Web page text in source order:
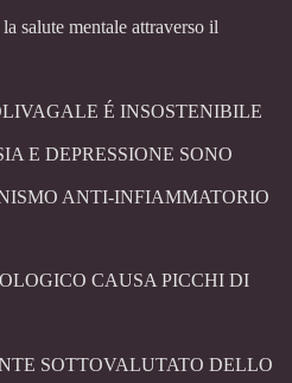
salute mentale attraverso il
É INSOSTENIBILE
E DEPRESSIONE SONO
ANTI-INFIAMMATORIO
CAUSA PICCHI DI
SOTTOVALUTATO DELLO